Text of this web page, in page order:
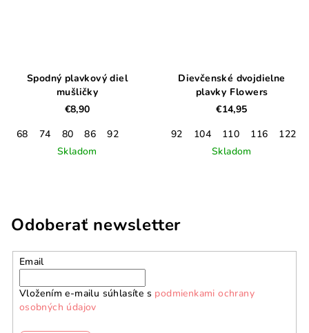
Spodný plavkový diel
mušličky
€8,90
68
74 80 86
92
Skladom
Dievčenské dvojdielne
plavky Flowers
€14,95
92
104 110 116
122
Skladom
Odoberať newsletter
Email
Vložením e-mailu súhlasíte s podmienkami ochrany
osobných údajov